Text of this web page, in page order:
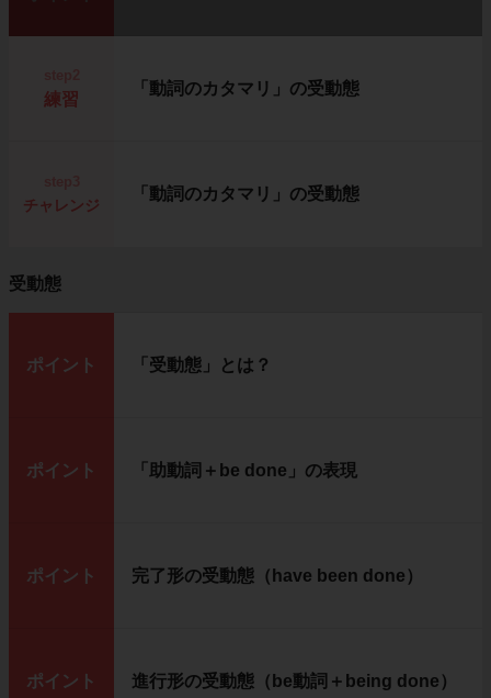
練習
「動詞のカタマリ」の受動態
チャレンジ
「動詞のカタマリ」の受動態
受動態
ポイント 「受動態」とは？
ポイント 「助動詞＋be done」の表現
ポイント 完了形の受動態（have been done）
ポイント 進行形の受動態（be動詞＋being done）